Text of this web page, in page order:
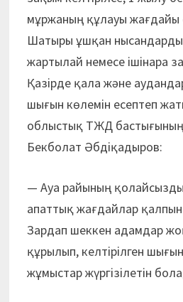
мұржаның құлауы жағдайы
Шатыры ұшқан
жартылай немесе ішінара
Қазірде қала және
шығын көлемін есептеп
облыстық ТЖД
Бекболат Әбдіқадыров:
— Ауа райының
апаттық жағдайлар
Зардап шеккен адамдар
құрылып, келтірілген
жұмыстар жүргізілетін